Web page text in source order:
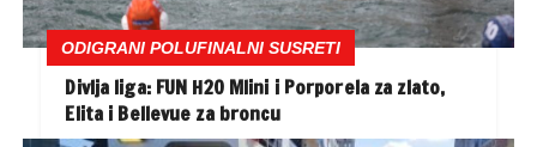
ODIGRANI POLUFINALNI SUSRETI
Divlja liga: FUN H2O Mlini i Porporela za zlato,
Elita i Bellevue za broncu